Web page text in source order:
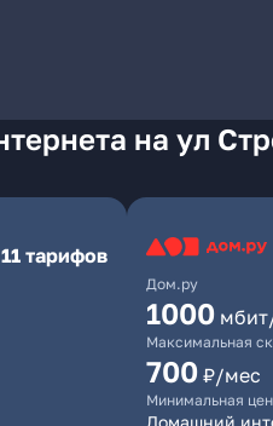
на ул
11 тарифов
Дом.ру
1000
Максимальная
700 ₽/мес
Минимальная
Домашний